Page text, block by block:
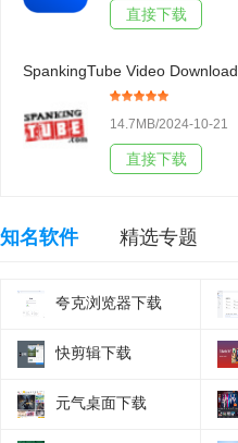
直接下载
14.7MB/2024-10-21
直接下载
知名软件 精选专题
夸克浏览器下载
快剪辑下载
元气桌面下载